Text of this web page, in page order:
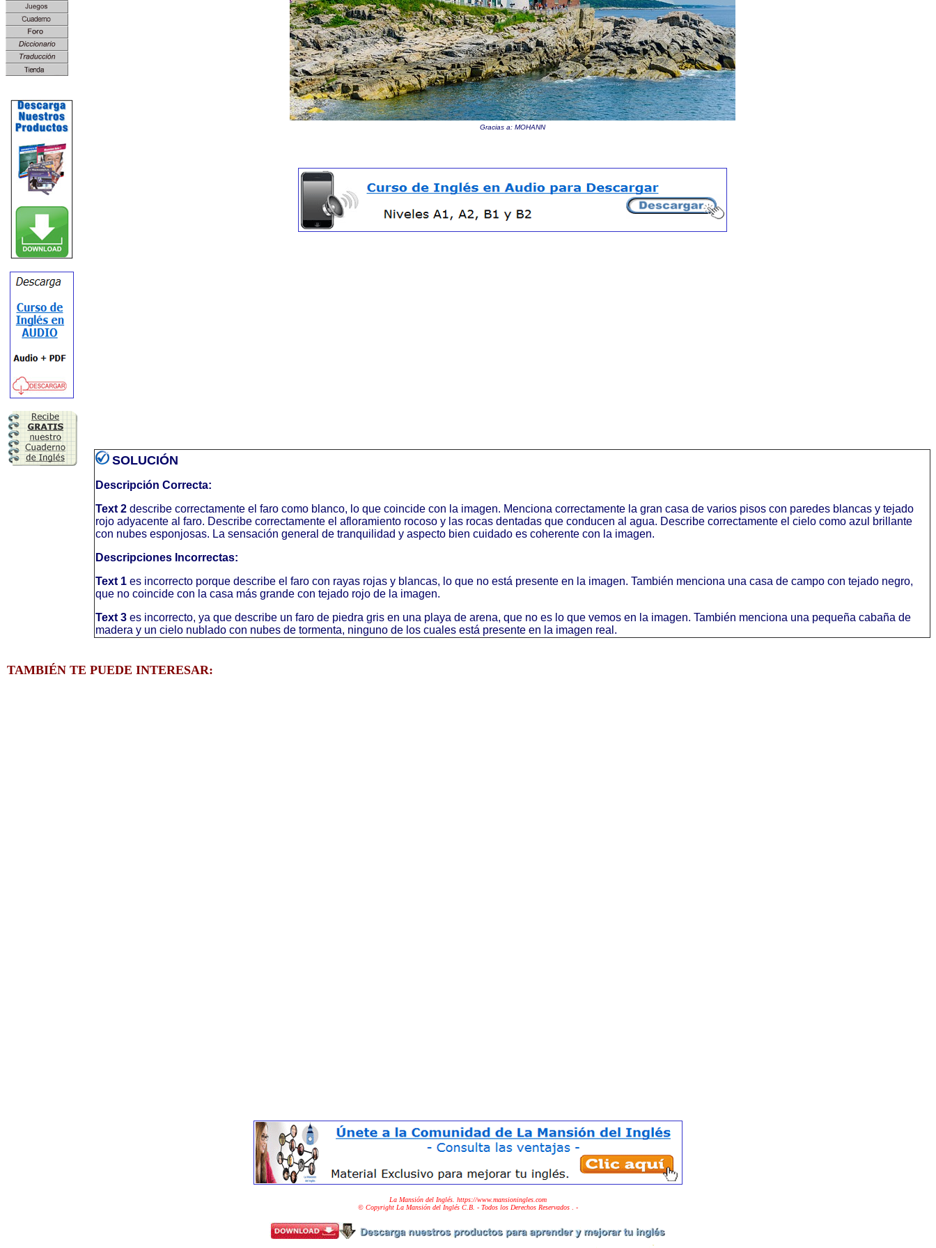
Gracias a: MOHANN
SOLUCIÓN
Descripción Correcta:
Text 2 describe correctamente el faro como blanco, lo que coincide con la imagen. Menciona correctamente la gran casa de varios pisos con paredes blancas y tejado
rojo adyacente al faro. Describe correctamente el afloramiento rocoso y las rocas dentadas que conducen al agua. Describe correctamente el cielo como azul brillante
con nubes esponjosas. La sensación general de tranquilidad y aspecto bien cuidado es coherente con la imagen.
Descripciones Incorrectas:
Text 1 es incorrecto porque describe el faro con rayas rojas y blancas, lo que no está presente en la imagen. También menciona una casa de campo con tejado negro,
que no coincide con la casa más grande con tejado rojo de la imagen.
Text 3 es incorrecto, ya que describe un faro de piedra gris en una playa de arena, que no es lo que vemos en la imagen. También menciona una pequeña cabaña de
madera y un cielo nublado con nubes de tormenta, ninguno de los cuales está presente en la imagen real.
TAMBIÉN TE PUEDE INTERESAR:
La Mansión del Inglés. https://www.mansioningles.com
© Copyright La Mansión del Inglés C.B. - Todos los Derechos Reservados
. -